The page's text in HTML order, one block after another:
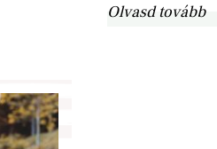
Olvasd tovább